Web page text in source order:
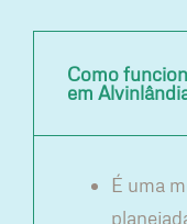
Como
em
É uma